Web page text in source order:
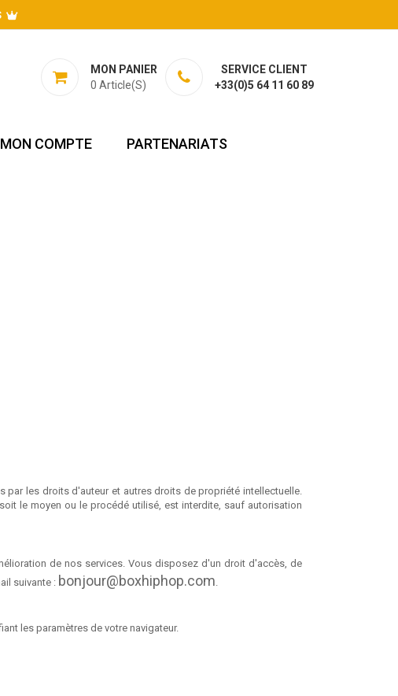
SERVICE CLIENT
+33(0)5 64 11 60 89
MON PANIER
0 Article(s)
MON COMPTE PARTENARIATS
les droits d'auteur et autres droits de propriété intellectuelle.
le moyen ou le procédé utilisé, est interdite, sauf autorisation
de nos services. Vous disposez d'un droit d'accès, de
suivante : bonjour@boxhiphop.com.
les paramètres de votre navigateur.